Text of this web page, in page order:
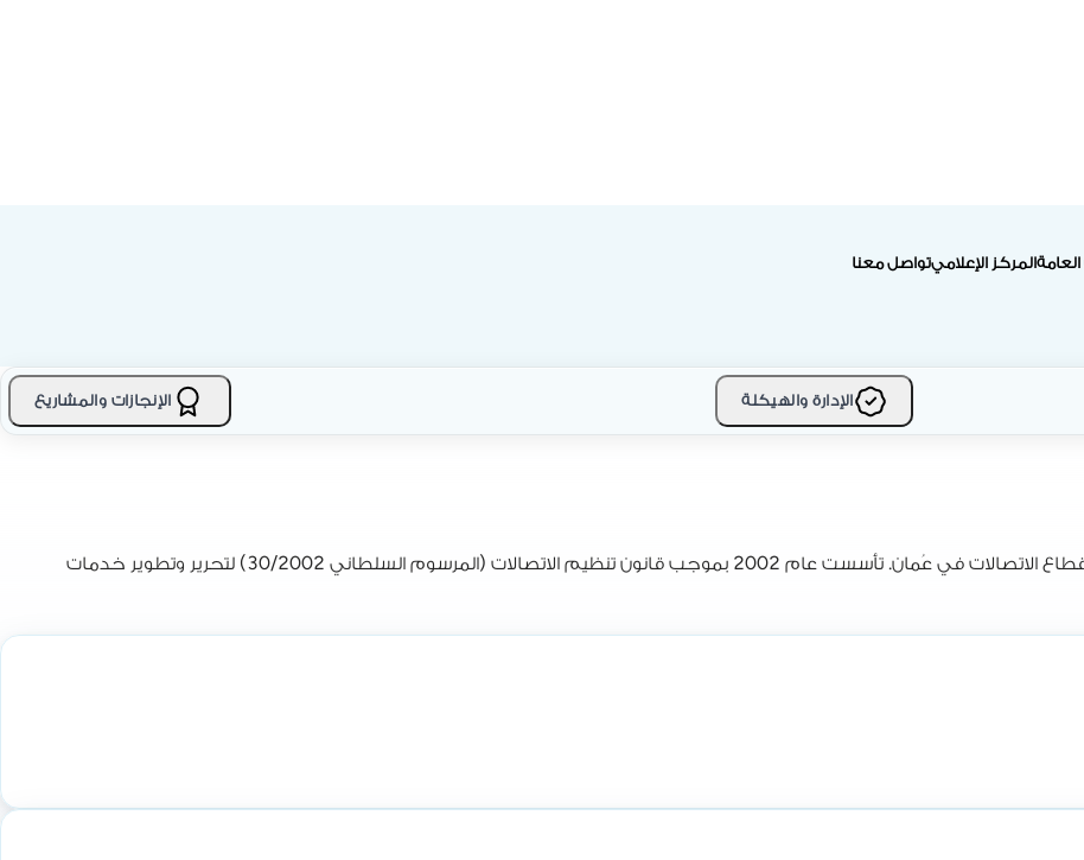
المركز الإعلاميتواصل معنا
الإدارة والهيكلة الإنجازات والمشاريع
هيئة تنظيم الاتصالات (TRA) هي الجهة المنفذة لسياسات تنظيم قطاع الاتصالات في عُمان. تأسست عام 2002 بموجب قانون تنظيم الاتصالات (المرسوم السلطاني 30/2002) لتحرير وتطوير خدمات